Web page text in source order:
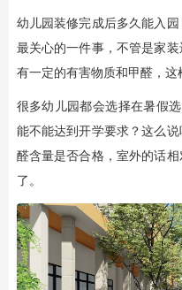
幼儿园装修完成后多久能入
最关心的一件事，不管是家装
有一定的有害物质和甲醛，这
很多幼儿园都会选择在暑假
能不能达到开学要求？这么说
醛含量是否合格，室外的话
了。